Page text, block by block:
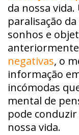
da nossa
paralisação
sonhos e
negativas, o
informação
incómodas
mental de
pode
nossa vida.